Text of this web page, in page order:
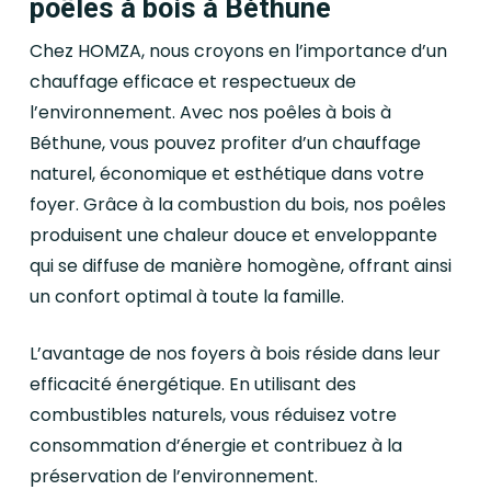
poêles à bois à Béthune
Chez HOMZA, nous croyons en l’importance d’un
chauffage efficace et respectueux de
l’environnement. Avec nos poêles à bois à
Béthune, vous pouvez profiter d’un chauffage
naturel, économique et esthétique dans votre
foyer. Grâce à la combustion du bois, nos poêles
produisent une chaleur douce et enveloppante
qui se diffuse de manière homogène, offrant ainsi
un confort optimal à toute la famille.
L’avantage de nos foyers à bois réside dans leur
efficacité énergétique. En utilisant des
combustibles naturels, vous réduisez votre
consommation d’énergie et contribuez à la
préservation de l’environnement.